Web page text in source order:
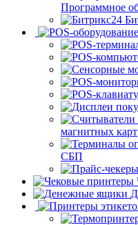
Программное
магнитных карт
СБП